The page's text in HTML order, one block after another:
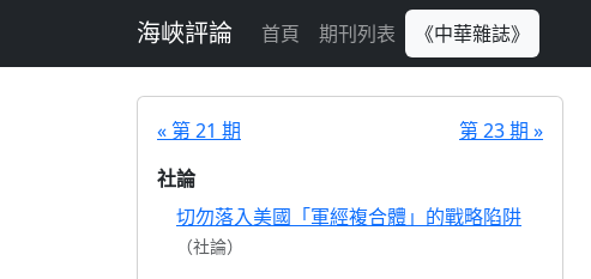
海峽評論 首頁 期刊列表 《中華雜誌》
« 第 21 期
第 23 期 »
社論
切勿落入美國「軍經複合體」的戰略陷阱
（社論）